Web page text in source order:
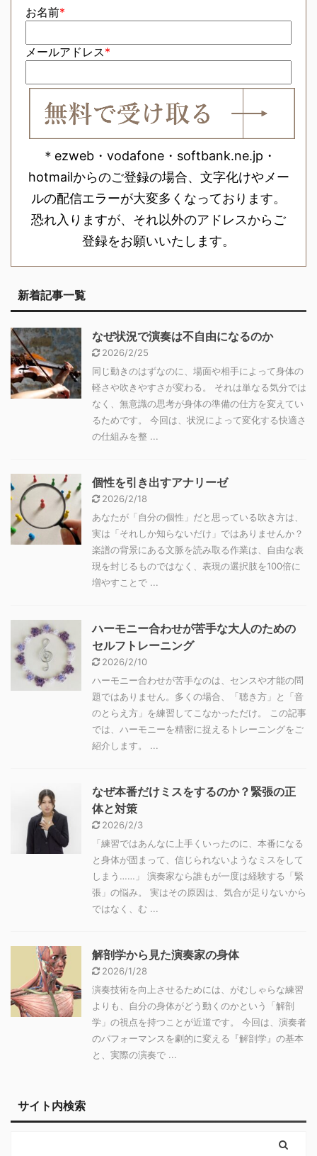
お名前*
メールアドレス*
＊ezweb・vodafone・softbank.ne.jp・
hotmailからのご登録の場合、文字化けやメー
ルの配信エラーが大変多くなっております。
恐れ入りますが、それ以外のアドレスからご
登録をお願いいたします。
新着記事一覧
なぜ状況で演奏は不自由になるのか
2026/2/25
同じ動きのはずなのに、場面や相手によって身体の
軽さや吹きやすさが変わる。 それは単なる気分では
なく、無意識の思考が身体の準備の仕方を変えてい
るためです。 今回は、状況によって変化する快適さ
の仕組みを整 ...
個性を引き出すアナリーゼ
2026/2/18
あなたが「自分の個性」だと思っている吹き方は、
実は「それしか知らないだけ」ではありませんか？
楽譜の背景にある文脈を読み取る作業は、自由な表
現を封じるものではなく、表現の選択肢を100倍に
増やすことで ...
ハーモニー合わせが苦手な大人のための
セルフトレーニング
2026/2/10
ハーモニー合わせが苦手なのは、センスや才能の問
題ではありません。多くの場合、「聴き方」と「音
のとらえ方」を練習してこなかっただけ。 この記事
では、ハーモニーを精密に捉えるトレーニングをご
紹介します。 ...
なぜ本番だけミスをするのか？緊張の正
体と対策
2026/2/3
「練習ではあんなに上手くいったのに、本番になる
と身体が固まって、信じられないようなミスをして
しまう……」 演奏家なら誰もが一度は経験する「緊
張」の悩み。 実はその原因は、気合が足りないから
ではなく、む ...
解剖学から見た演奏家の身体
2026/1/28
演奏技術を向上させるためには、がむしゃらな練習
よりも、自分の身体がどう動くのかという「解剖
学」の視点を持つことが近道です。 今回は、演奏者
のパフォーマンスを劇的に変える『解剖学』の基本
と、実際の演奏で ...
サイト内検索